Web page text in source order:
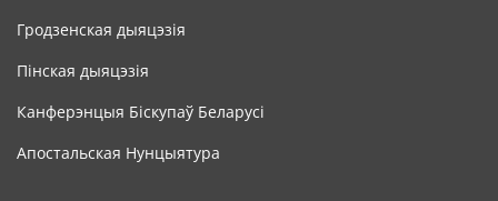
Гродзенская дыяцэзія
Пінская дыяцэзія
Канферэнцыя Біскупаў Беларусі
Апостальская Нунцыятура